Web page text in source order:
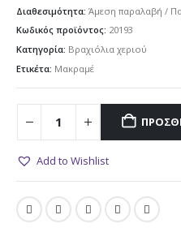
Διαθεσιμότητα: Άμεση παραλαβή /
Κωδικός προϊόντος: 20193
Κατηγορία: Βραχιόλια χεριού
Ετικέτα: Μακραμέ
Add to Wishlist